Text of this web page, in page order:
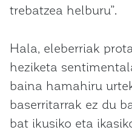
trebatzea helburu”.
Hala, eleberriak
heziketa
baina hamahiru
baserritarrak ez du
bat ikusiko eta